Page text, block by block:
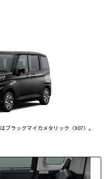
ブラックマイカメタリック〈X07〉。